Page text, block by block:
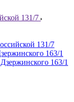
131/7
131/7
163/1
163/1